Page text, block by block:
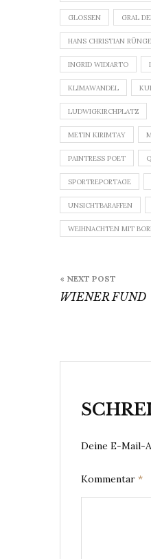
GLOSSEN GRAL
HANS CHRISTIAN
INGRID WIDIARTO
KLIMAWANDEL
LUDWIGKIRCHPLATZ
METIN KIRIMTAY
PAINTRESS POET
SPORTREPORTAGE
UNSICHTBARAFFEN
WEIHNACHTEN MIT
« NEXT POST
WIENER FUND
Deine E-Mail-
Kommentar *